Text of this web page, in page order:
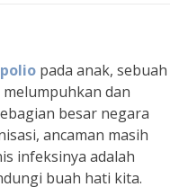
pada anak, sebuah
dan
besar negara
ancaman masih
infeksinya adalah
buah hati kita.